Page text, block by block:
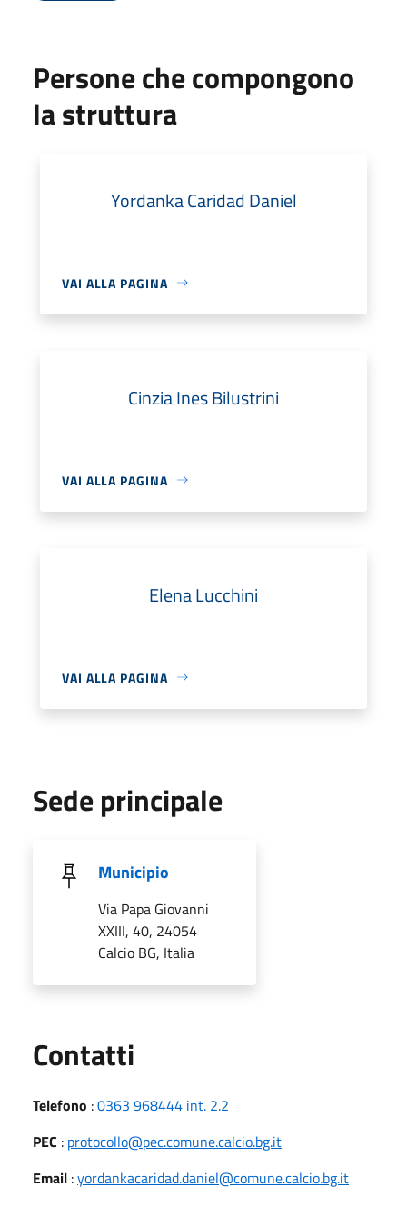
Persone che compongono
la struttura
Yordanka Caridad Daniel
VAI ALLA PAGINA
Cinzia Ines Bilustrini
VAI ALLA PAGINA
Elena Lucchini
VAI ALLA PAGINA
Sede principale
Municipio
Via Papa Giovanni
XXIII, 40, 24054
Calcio BG, Italia
Contatti
Telefono :0363 968444 int. 2.2
PEC : protocollo@pec.comune.calcio.bg.it
Email :yordankacaridad.daniel@comune.calcio.bg.it